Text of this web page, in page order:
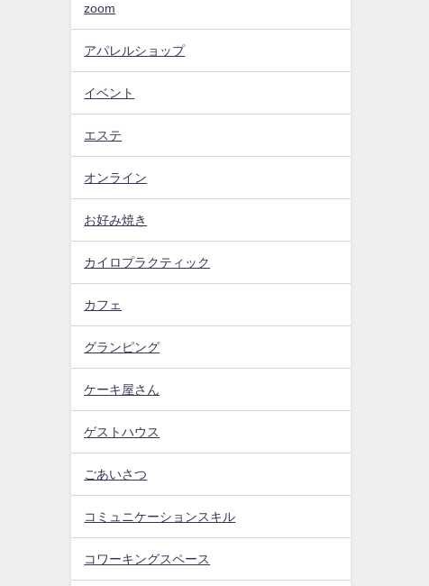
zoom
アパレルショップ
イベント
エステ
オンライン
お好み焼き
カイロプラクティック
カフェ
グランピング
ケーキ屋さん
ゲストハウス
ごあいさつ
コミュニケーションスキル
コワーキングスペース